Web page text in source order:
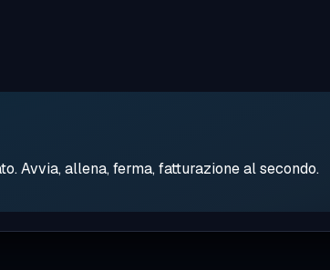
Avvia, allena, ferma, fatturazione al secondo.